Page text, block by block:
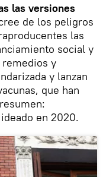
las versiones
de los peligros
las
social y
y
y lanzan
que han
en 2020.